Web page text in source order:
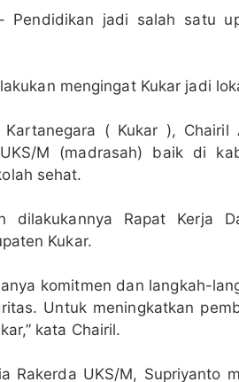
Pendidikan jadi salah satu
mengingat Kukar jadi
( Kukar ), Chairil
M (madrasah) baik di
sehat.
Rapat Kerja
Kukar.
komitmen dan langkah-
Untuk meningkatkan
kata Chairil.
Rakerda UKS/M, Supriyanto